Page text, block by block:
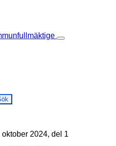
2024, del 1